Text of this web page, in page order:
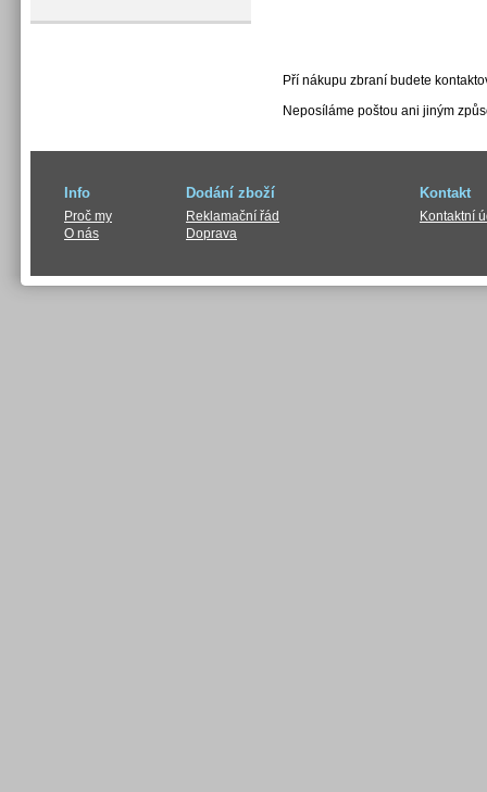
Pří nákupu zbraní budete
Neposíláme poštou ani jiným
Info Dodání zboží Kontakt
Proč my
O nás
Reklamační řád
Doprava
Kontaktní